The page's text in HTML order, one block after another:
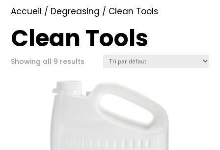
Accueil / Degreasing / Clean Tools
Clean Tools
Showing all 9 results